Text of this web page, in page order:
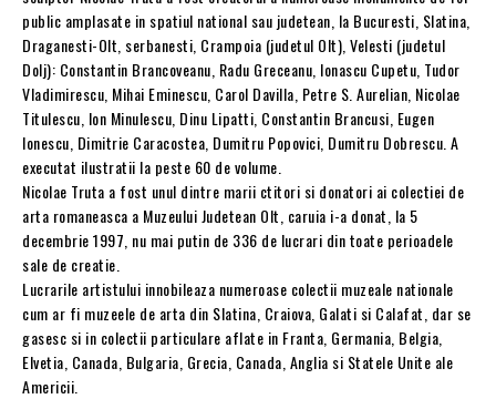
public amplasate in spatiul national sau judetean, la Bucuresti, Slatina,
Draganesti-Olt, serbanesti, Crampoia (judetul Olt), Velesti (judetul
Dolj): Constantin Brancoveanu, Radu Greceanu, Ionascu Cupetu, Tudor
Vladimirescu, Mihai Eminescu, Carol Davilla, Petre S. Aurelian, Nicolae
Titulescu, Ion Minulescu, Dinu Lipatti, Constantin Brancusi, Eugen
Ionescu, Dimitrie Caracostea, Dumitru Popovici, Dumitru Dobrescu. A
executat ilustratii la peste 60 de volume.
Nicolae Truta a fost unul dintre marii ctitori si donatori ai colectiei de
arta romaneasca a Muzeului Judetean Olt, caruia i-a donat, la 5
decembrie 1997, nu mai putin de 336 de lucrari din toate perioadele
sale de creatie.
Lucrarile artistului innobileaza numeroase colectii muzeale nationale
cum ar fi muzeele de arta din Slatina, Craiova, Galati si Calafat, dar se
gasesc si in colectii particulare aflate in Franta, Germania, Belgia,
Elvetia, Canada, Bulgaria, Grecia, Canada, Anglia si Statele Unite ale
Americii.